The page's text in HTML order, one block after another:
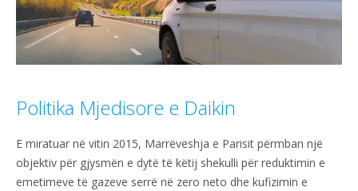
Politika Mjedisore e Daikin
E miratuar në vitin 2015, Marrëveshja e Parisit përmban një
objektiv për gjysmën e dytë të këtij shekulli për reduktimin e
emetimeve të gazeve serrë në zero neto dhe kufizimin e